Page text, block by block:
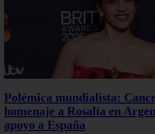
Polémica mundialista:
homenaje a Rosalía en
apoyo a España